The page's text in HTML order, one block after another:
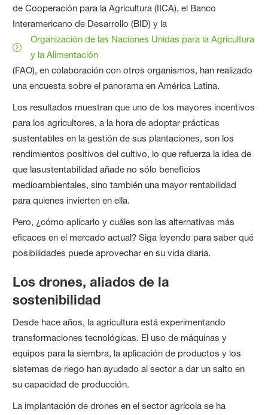
de Cooperación para la Agricultura (IICA), el Banco
Interamericano de Desarrollo (BID) y la
Organización de las Naciones Unidas para la Agricultura
y la Alimentación
(FAO), en colaboración con otros organismos, han realizado
una encuesta sobre el panorama en América Latina.
Los resultados muestran que uno de los mayores incentivos
para los agricultores, a la hora de adoptar prácticas
sustentables en la gestión de sus plantaciones, son los
rendimientos positivos del cultivo, lo que refuerza la idea de
que lasustentabilidad añade no sólo beneficios
medioambientales, sino también una mayor rentabilidad
para quienes invierten en ella.
Pero, ¿cómo aplicarlo y cuáles son las alternativas más
eficaces en el mercado actual? Siga leyendo para saber qué
posibilidades puede aprovechar en su vida diaria.
Los drones, aliados de la
sostenibilidad
Desde hace años, la agricultura está experimentando
transformaciones tecnológicas. El uso de máquinas y
equipos para la siembra, la aplicación de productos y los
sistemas de riego han ayudado al sector a dar un salto en
su capacidad de producción.
La implantación de drones en el sector agrícola se ha